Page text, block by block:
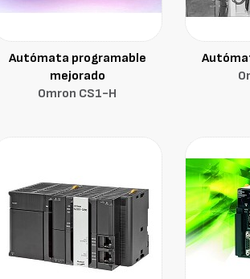
Autómata programable
mejorado
Omron CS1-H